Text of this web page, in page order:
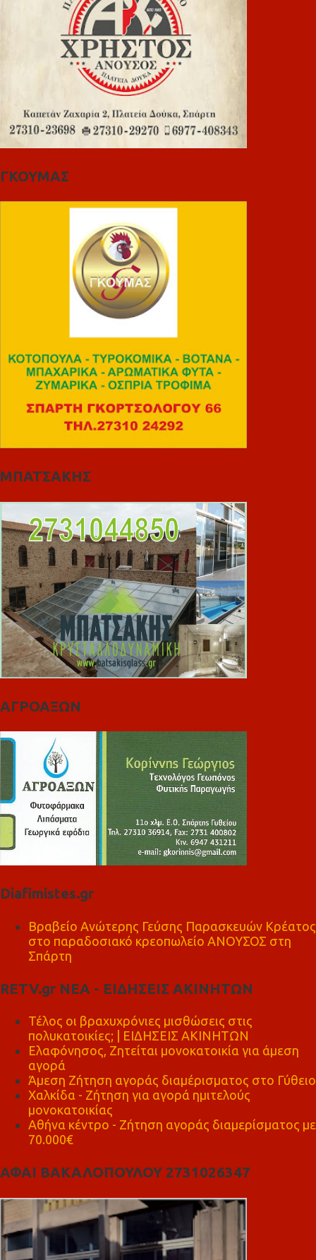
ΓΚΟΥΜΑΣ
ΜΠΑΤΣΑΚΗΣ
ΑΓΡΟΑΞΩΝ
Diafimistes.gr
Βραβείο Ανώτερης Γεύσης Παρασκευών Κρέατος
στο παραδοσιακό κρεοπωλείο ΑΝΟΥΣΟΣ στη
Σπάρτη
RETV.gr ΝΕΑ - ΕΙΔΗΣΕΙΣ ΑΚΙΝΗΤΩΝ
Τέλος οι βραχυχρόνιες μισθώσεις στις
πολυκατοικίες; | ΕΙΔΗΣΕΙΣ ΑΚΙΝΗΤΩΝ
Ελαφόνησος, Ζητείται μονοκατοικία για άμεση
αγορά
Άμεση Ζήτηση αγοράς διαμέρισματος στο Γύθειο
Χαλκίδα - Ζήτηση για αγορά ημιτελούς
μονοκατοικίας
Αθήνα κέντρο - Ζήτηση αγοράς διαμερίσματος με
70.000€
ΑΦΑΙ ΒΑΚΑΛΟΠΟΥΛΟΥ 2731026347